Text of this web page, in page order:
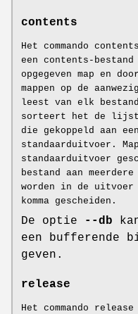
contents
Het commando
een contents-
opgegeven map en
mappen op de
leest van elk
sorteert het de lijst
die gekoppeld aan
standaarduitvoer.
standaarduitvoer
bestand aan
worden in de uitvoer
komma gescheiden.
De optie --db
een bufferende
geven.
release
Het commando release